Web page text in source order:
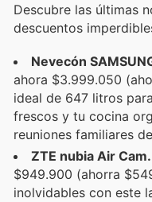
Descubre las últimas
descuentos
Nevecón
ahora $3.999.050
ideal de 647 litros
frescos y tu cocina
reuniones familiares
ZTE nubia Air
$949.900 (ahorra
inolvidables con este